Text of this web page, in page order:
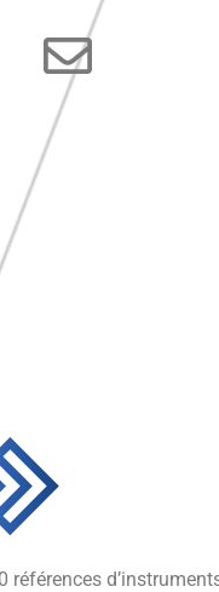
références